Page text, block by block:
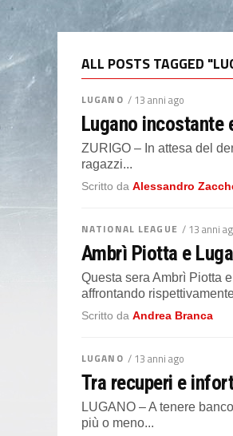
ALL POSTS TAGGED
LUGANO / 13 anni ago
Lugano incostante
ZURIGO – In attesa del
ragazzi...
Scritto da Alessandro
NATIONAL LEAGUE / 13 anni
Ambrì Piotta e
Questa sera Ambrì Piotta
affrontando
Scritto da Andrea Branca
LUGANO / 13 anni ago
Tra recuperi e
LUGANO – A tenere
più o meno...